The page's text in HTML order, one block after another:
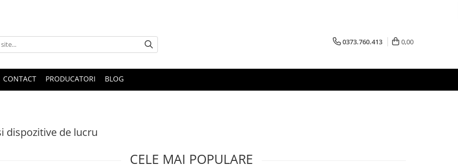
0373.760.413 0,00
CONTACT PRODUCATORI BLOG
dispozitive de lucru
CELE MAI POPULARE